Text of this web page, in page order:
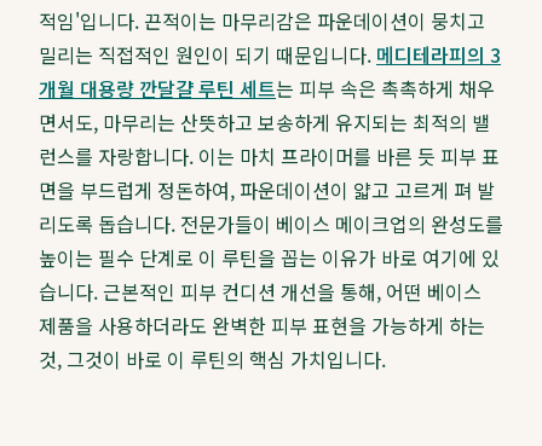
적임'입니다. 끈적이는 마무리감은 파운데이션이 뭉치고
밀리는 직접적인 원인이 되기 때문입니다. 메디테라피의 3
개월 대용량 깐달걀 루틴 세트는 피부 속은 촉촉하게 채우
면서도, 마무리는 산뜻하고 보송하게 유지되는 최적의 밸
런스를 자랑합니다. 이는 마치 프라이머를 바른 듯 피부 표
면을 부드럽게 정돈하여, 파운데이션이 얇고 고르게 펴 발
리도록 돕습니다. 전문가들이 베이스 메이크업의 완성도를
높이는 필수 단계로 이 루틴을 꼽는 이유가 바로 여기에 있
습니다. 근본적인 피부 컨디션 개선을 통해, 어떤 베이스
제품을 사용하더라도 완벽한 피부 표현을 가능하게 하는
것, 그것이 바로 이 루틴의 핵심 가치입니다.